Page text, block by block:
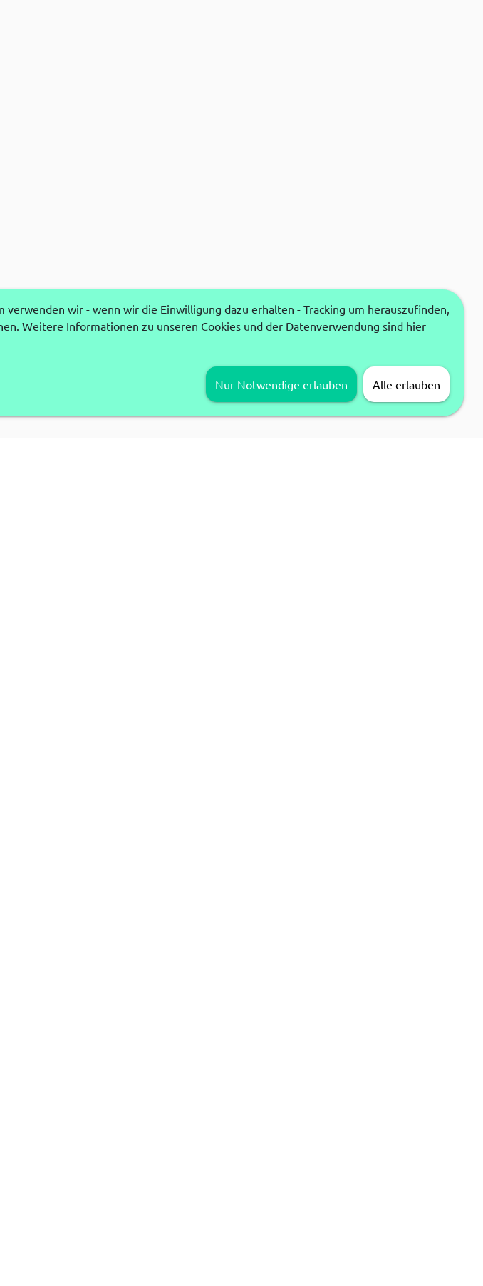
wir - wenn wir die Einwilligung dazu erhalten - Tracking um herauszufinden,
Weitere Informationen zu unseren Cookies und der Datenverwendung sind hier
Nur Notwendige erlauben Alle erlauben